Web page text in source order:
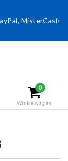
MisterCash
0
Winkelwagen